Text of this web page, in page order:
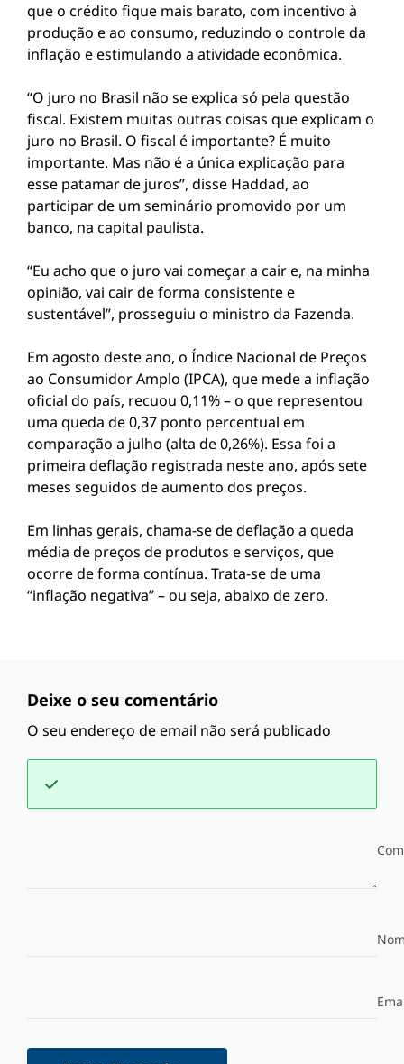
que o crédito fique mais barato, com incentivo à
produção e ao consumo, reduzindo o controle da
inflação e estimulando a atividade econômica.
“O juro no Brasil não se explica só pela questão
fiscal. Existem muitas outras coisas que explicam o
juro no Brasil. O fiscal é importante? É muito
importante. Mas não é a única explicação para
esse patamar de juros”, disse Haddad, ao
participar de um seminário promovido por um
banco, na capital paulista.
“Eu acho que o juro vai começar a cair e, na minha
opinião, vai cair de forma consistente e
sustentável”, prosseguiu o ministro da Fazenda.
Em agosto deste ano, o Índice Nacional de Preços
ao Consumidor Amplo (IPCA), que mede a inflação
oficial do país, recuou 0,11% – o que representou
uma queda de 0,37 ponto percentual em
comparação a julho (alta de 0,26%). Essa foi a
primeira deflação registrada neste ano, após sete
meses seguidos de aumento dos preços.
Em linhas gerais, chama-se de deflação a queda
média de preços de produtos e serviços, que
ocorre de forma contínua. Trata-se de uma
“inflação negativa” – ou seja, abaixo de zero.
Deixe o seu comentário
O seu endereço de email não será publicado